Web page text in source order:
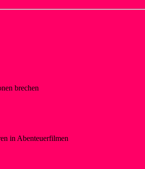
brechen
in Abenteuerfilmen